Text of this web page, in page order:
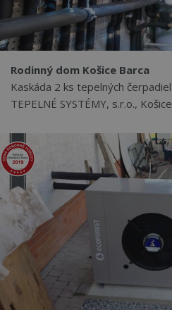
Rodinný dom Košice Barca
TEPELNÉ SYSTÉMY, s.r.o., Košice